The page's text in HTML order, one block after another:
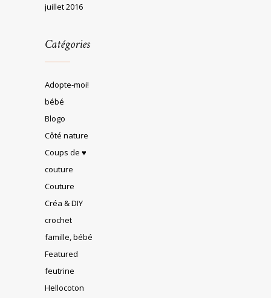
juillet 2016
Catégories
Adopte-moi!
bébé
Blogo
Côté nature
Coups de ♥
couture
Couture
Créa & DIY
crochet
famille, bébé
Featured
feutrine
Hellocoton